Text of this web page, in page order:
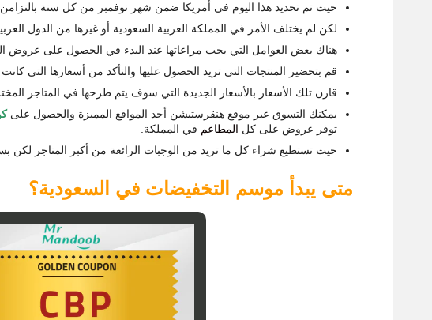
حيث تم تحديد هذا اليوم في أمريكا ضمن شهر نوفمبر من كل سنة بالتزامن
لكن لم يختلف الأمر في المملكة العربية السعودية أو غيرها من الدول
هناك بعض العوامل التي يجب مراعاتها عند البدء في الحصول على عروض
قم بتحضير المنتجات التي تريد الحصول عليها والتأكد من أسعارها التي
قارن تلك الأسعار بالأسعار الجديدة التي سوف يتم طرحها في المتاجر
يمكنك التسوق عبر موقع هنقرستيشن أحد المواقع المميزة والحصول على
توفر عروض على كل المطاعم في المملكة.
حيث تستطيع شراء كل ما تريد من الوجبات الرائعة من أكبر المتاجر لكن
متى يبدأ موسم التخفيضات في السعودية؟